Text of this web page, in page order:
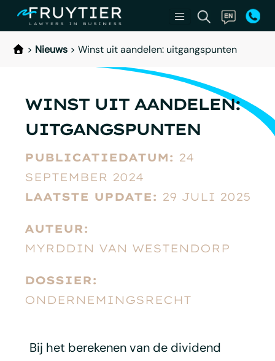
> Nieuws > Winst uit aandelen: uitgangspunten
WINST UIT AANDELEN:
UITGANGSPUNTEN
PUBLICATIEDATUM: 24
SEPTEMBER 2024
LAATSTE UPDATE: 29 JULI 2025
AUTEUR:
MYRDDIN VAN WESTENDORP
DOSSIER:
ONDERNEMINGSRECHT
Bij het berekenen van de dividend